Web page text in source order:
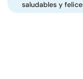
saludables y